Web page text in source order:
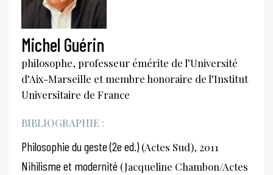
Michel Guérin
philosophe, professeur émérite de l’Université
d’Aix-Marseille et membre honoraire de l’Institut
Universitaire de France
BIBLIOGRAPHIE :
Philosophie du geste (2e ed.)(Actes Sud), 2011
Nihilisme et modernité (Jacqueline Chambon/Actes